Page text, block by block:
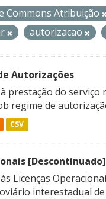
Commons Atribuição
autorizacao
Autorizações
prestação do
regime de
CSV
[Descontinuado]
Licenças
interestadual de